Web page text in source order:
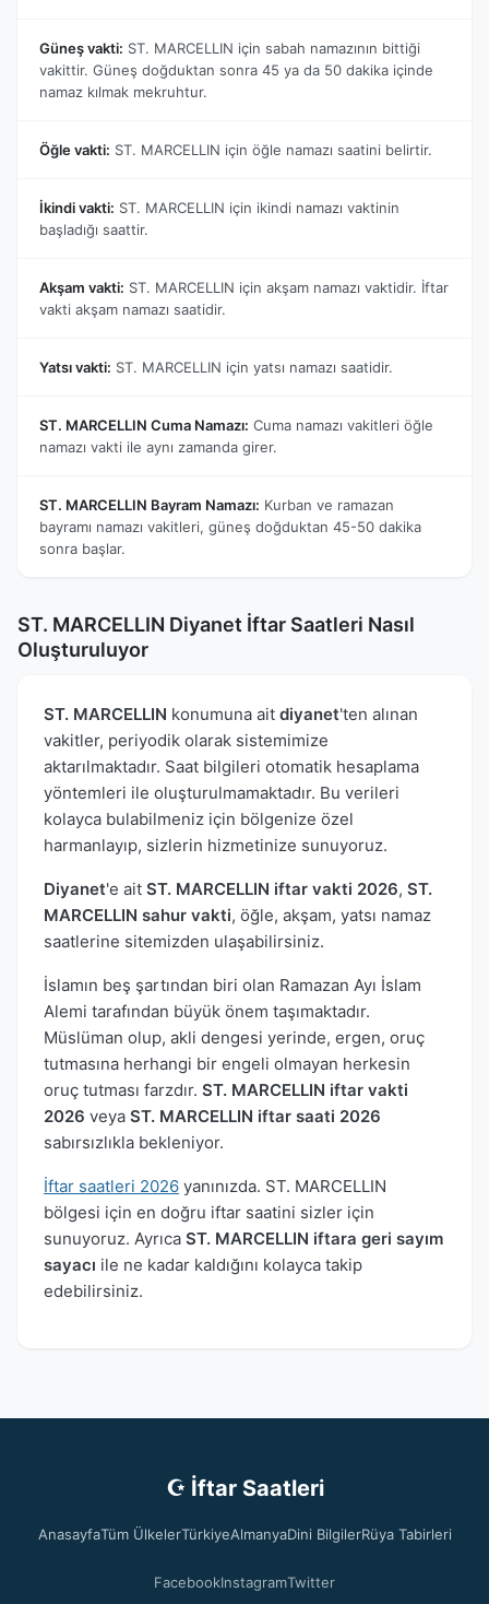
Güneş vakti: ST. MARCELLIN için sabah namazının bittiği
vakittir. Güneş doğduktan sonra 45 ya da 50 dakika içinde
namaz kılmak mekruhtur.
Öğle vakti: ST. MARCELLIN için öğle namazı saatini belirtir.
İkindi vakti: ST. MARCELLIN için ikindi namazı vaktinin
başladığı saattir.
Akşam vakti: ST. MARCELLIN için akşam namazı vaktidir. İftar
vakti akşam namazı saatidir.
Yatsı vakti: ST. MARCELLIN için yatsı namazı saatidir.
ST. MARCELLIN Cuma Namazı: Cuma namazı vakitleri öğle
namazı vakti ile aynı zamanda girer.
ST. MARCELLIN Bayram Namazı: Kurban ve ramazan
bayramı namazı vakitleri, güneş doğduktan 45-50 dakika
sonra başlar.
ST. MARCELLIN Diyanet İftar Saatleri Nasıl
Oluşturuluyor
ST. MARCELLIN konumuna ait diyanet'ten alınan
vakitler, periyodik olarak sistemimize
aktarılmaktadır. Saat bilgileri otomatik hesaplama
yöntemleri ile oluşturulmamaktadır. Bu verileri
kolayca bulabilmeniz için bölgenize özel
harmanlayıp, sizlerin hizmetinize sunuyoruz.
Diyanet'e ait ST. MARCELLIN iftar vakti 2026, ST.
MARCELLIN sahur vakti, öğle, akşam, yatsı namaz
saatlerine sitemizden ulaşabilirsiniz.
İslamın beş şartından biri olan Ramazan Ayı İslam
Alemi tarafından büyük önem taşımaktadır.
Müslüman olup, akli dengesi yerinde, ergen, oruç
tutmasına herhangi bir engeli olmayan herkesin
oruç tutması farzdır. ST. MARCELLIN iftar vakti
2026 veya ST. MARCELLIN iftar saati 2026
sabırsızlıkla bekleniyor.
İftar saatleri 2026 yanınızda. ST. MARCELLIN
bölgesi için en doğru iftar saatini sizler için
sunuyoruz. Ayrıca ST. MARCELLIN iftara geri sayım
sayacı ile ne kadar kaldığını kolayca takip
edebilirsiniz.
☪ İftar Saatleri
AnasayfaTüm ÜlkelerTürkiyeAlmanyaDini BilgilerRüya Tabirleri
FacebookInstagramTwitter